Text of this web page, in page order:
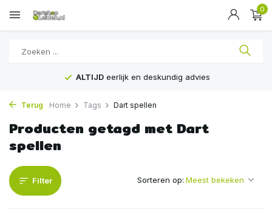
0
ALTIJD eerlijk en deskundig advies
Terug Home Tags Dart spellen
Producten getagd met Dart
spellen
Filter Sorteren op: